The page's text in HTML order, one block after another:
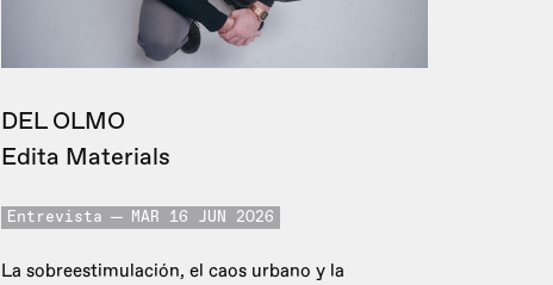
DEL OLMO
Edita Materials
Entrevista MAR 16 JUN 2026
La sobreestimulación, el caos urbano y la